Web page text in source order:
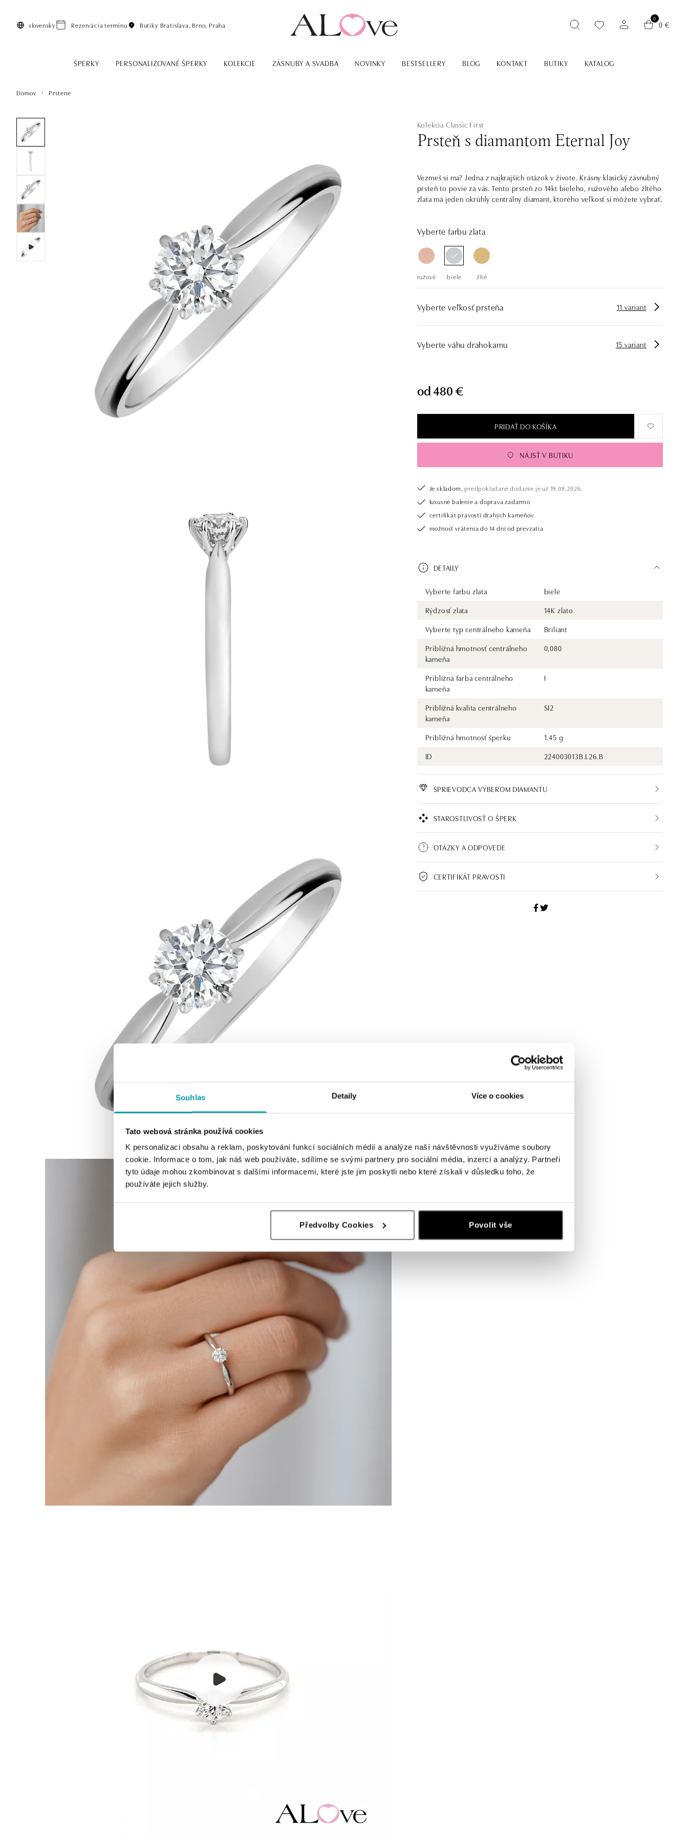
Souhlas Detaily Více o cookies
Tato webová stránka používá cookies
K personalizaci obsahu a reklam, poskytování funkcí sociálních médií a analýze naší návštěvnosti využíváme soubory
cookie. Informace o tom, jak náš web používáte, sdílíme se svými partnery pro sociální média, inzerci a analýzy. Partneři
tyto údaje mohou zkombinovat s dalšími informacemi, které jste jim poskytli nebo které získali v důsledku toho, že
používáte jejich služby.
Předvolby Cookies Povolit vše
slovensky Rezervácia termínu Butiky Bratislava, Brno, Praha
0
0 €
ŠPERKY PERSONALIZOVANÉ ŠPERKY KOLEKCIE ZÁSNUBY A SVADBA NOVINKY BESTSELLERY BLOG KONTAKT BUTIKY KATALOG
Domov Prstene
Kolekcia Classic First
Prsteň s diamantom Eternal Joy
Vezmeš si ma? Jedna z najkrajších otázok v živote. Krásny klasický zásnubný
prsteň to povie za vás. Tento prsteň zo 14kt bieleho, ružového alebo žltého
zlata má jeden okrúhly centrálny diamant, ktorého veľkosť si môžete vybrať.
Vyberte farbu zlata
ružové biele žlté
Vyberte veľkosť prsteňa 11 variant
Vyberte váhu drahokamu 15 variant
od 480 €
PRIDAŤ DO KOŠÍKA
NÁJSŤ V BUTIKU
Je skladom, predpokladané dodanie je už 19.08.2026.
luxusné balenie a doprava zadarmo
certifikát pravosti drahých kameňov
možnosť vrátenia do 14 dní od prevzatia
DETAILY
Vyberte farbu zlata
biele
Rýdzosť zlata
14K zlato
Vyberte typ centrálneho kameňa
Briliant
Približná hmotnosť centrálneho
kameňa
0,080
Približná farba centrálneho
kameňa
I
Približná kvalita centrálneho
kameňa
SI2
Približná hmotnosť šperku
1.45 g
ID
224003013B.L26.B
SPRIEVODCA VÝBEROM DIAMANTU
STAROSTLIVOSŤ O ŠPERK
OTÁZKY A ODPOVEDE
CERTIFIKÁT PRAVOSTI